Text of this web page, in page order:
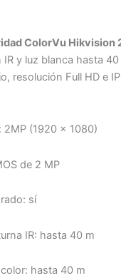
ColorVu Hikvision
y luz blanca hasta 40
resolución Full HD e
2MP (1920 × 1080)
de 2 MP
sí
IR: hasta 40 m
hasta 40 m